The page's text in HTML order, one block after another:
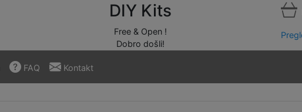
DIY Kits
Free & Open !
Dobro došli!
FAQ Kontakt